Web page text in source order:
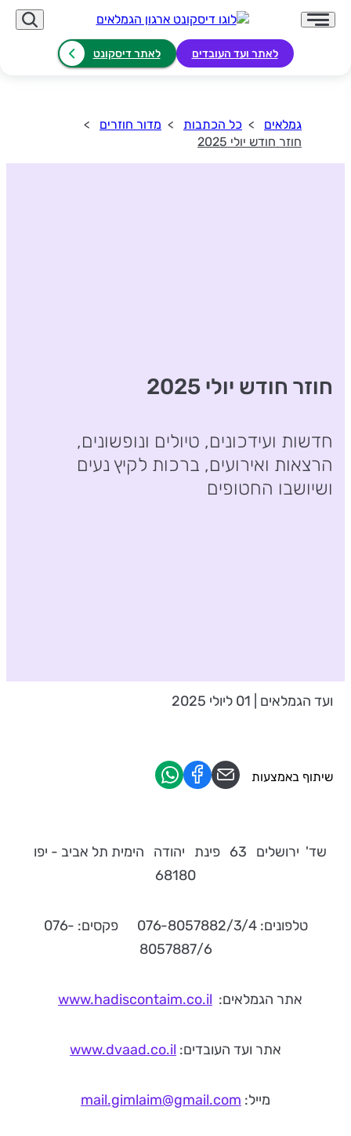
לאתר ועד העובדים לאתר דיסקונט
גמלאים כל הכתבות
מדור חוזרים
חוזר חודש יולי 2025
חוזר חודש יולי 2025
חדשות ועידכונים, טיולים ונופשונים,
הרצאות ואירועים, ברכות לקיץ נעים
ושיושבו החטופים
ועד הגמלאים | 01 ליולי 2025
שד' ירושלים 63 פינת יהודה הימית תל אביב - יפו
68180
טלפונים: 076-8057882/3/4 פקסים: 076-
8057887/6
אתר הגמלאים: www.hadiscontaim.co.il
אתר ועד העובדים: www.dvaad.co.il
מייל: mail.gimlaim@gmail.com
שיתוף באמצעות